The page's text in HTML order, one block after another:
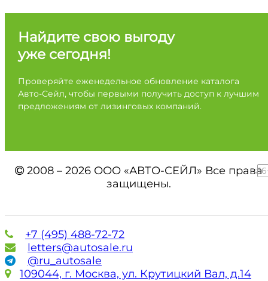
Найдите свою выгоду
уже сегодня!
Проверяйте еженедельное обновление каталога
Авто-Сейл, чтобы первыми получить доступ к лучшим
предложениям от лизинговых компаний.
2008 – 2026 ООО «АВТО-СЕЙЛ» Все права
защищены.
+7 (495) 488-72-72
letters@autosale.ru
@ru_autosale
109044, г. Москва, ул. Крутицкий Вал, д.14